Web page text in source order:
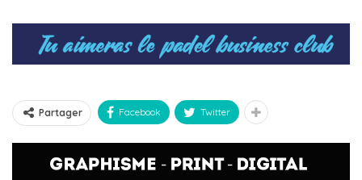
Partager Facebook Twitter